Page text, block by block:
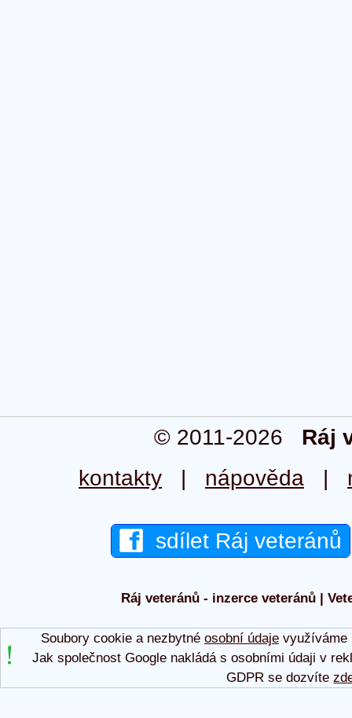
© 2011-2026 Ráj
kontakty | nápověda |
sdílet Ráj veteránů
Ráj veteránů - inzerce veteránů |
Soubory cookie a nezbytné osobní údajevyužíváme
Jak společnost Google nakládá s osobními údaji v
GDPR se dozvíte